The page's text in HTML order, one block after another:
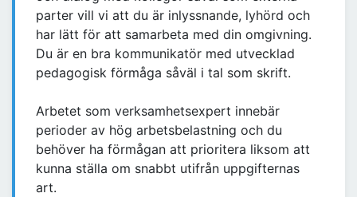
parter vill vi att du är inlyssnande, lyhörd och
har lätt för att samarbeta med din omgivning.
Du är en bra kommunikatör med utvecklad
pedagogisk förmåga såväl i tal som skrift.
Arbetet som verksamhetsexpert innebär
perioder av hög arbetsbelastning och du
behöver ha förmågan att prioritera liksom att
kunna ställa om snabbt utifrån uppgifternas
art.